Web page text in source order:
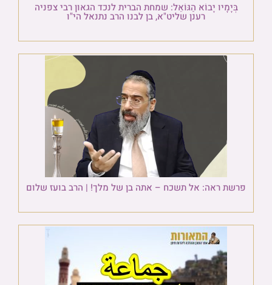
בְּיָמָיו יָבוֹא הַגּוֹאֵל: שמחת הברית לנכד הגאון רבי צפניה
רענן שליט"א, בן לבנו הרב נתנאל הי"ו
פרשת ראה: אל תשכח – אתה בן של מלך! | הרב בועז שלום